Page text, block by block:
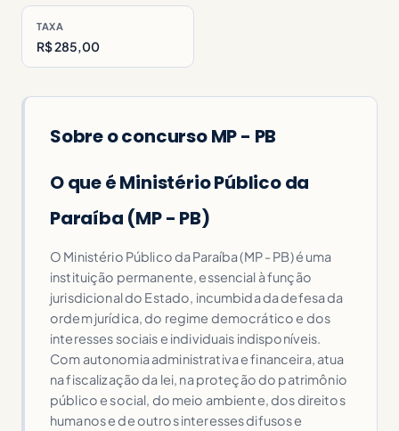
TAXA
R$ 285,00
Sobre o concurso MP - PB
O que é Ministério Público da
Paraíba (MP - PB)
O Ministério Público da Paraíba (MP - PB) é uma
instituição permanente, essencial à função
jurisdicional do Estado, incumbida da defesa da
ordem jurídica, do regime democrático e dos
interesses sociais e individuais indisponíveis.
Com autonomia administrativa e financeira, atua
na fiscalização da lei, na proteção do patrimônio
público e social, do meio ambiente, dos direitos
humanos e de outros interesses difusos e